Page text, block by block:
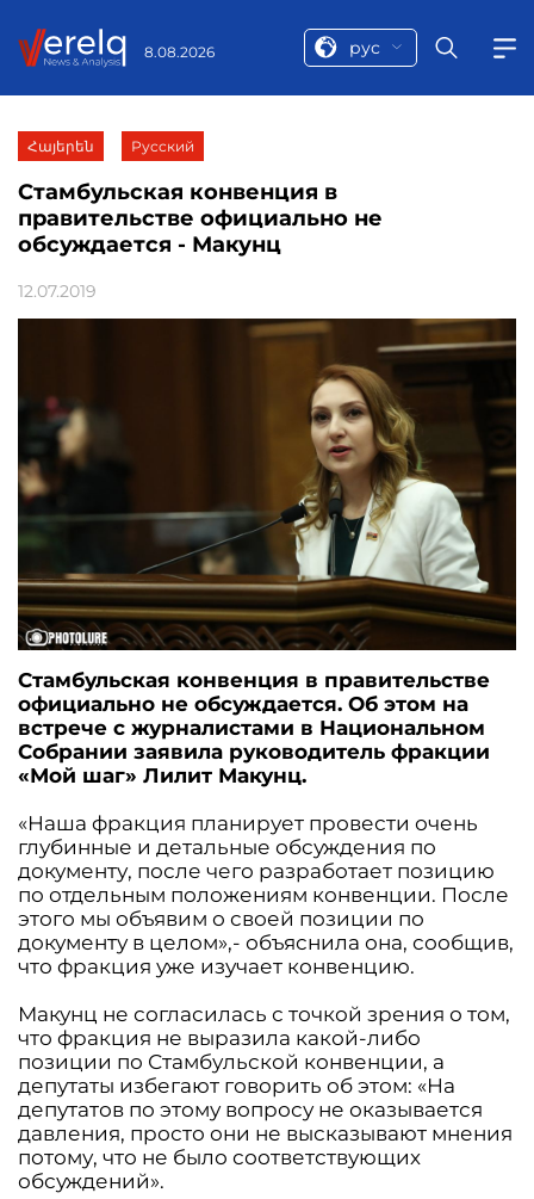
8.08.2026 рус
Հայերեն Русский
Стамбульская конвенция в
правительстве официально не
обсуждается - Макунц
12.07.2019
Стамбульская конвенция в правительстве
официально не обсуждается. Об этом на
встрече с журналистами в Национальном
Собрании заявила руководитель фракции
«Мой шаг» Лилит Макунц.
«Наша фракция планирует провести очень
глубинные и детальные обсуждения по
документу, после чего разработает позицию
по отдельным положениям конвенции. После
этого мы объявим о своей позиции по
документу в целом»,- объяснила она, сообщив,
что фракция уже изучает конвенцию.
Макунц не согласилась с точкой зрения о том,
что фракция не выразила какой-либо
позиции по Стамбульской конвенции, а
депутаты избегают говорить об этом: «На
депутатов по этому вопросу не оказывается
давления, просто они не высказывают мнения
потому, что не было соответствующих
обсуждений».